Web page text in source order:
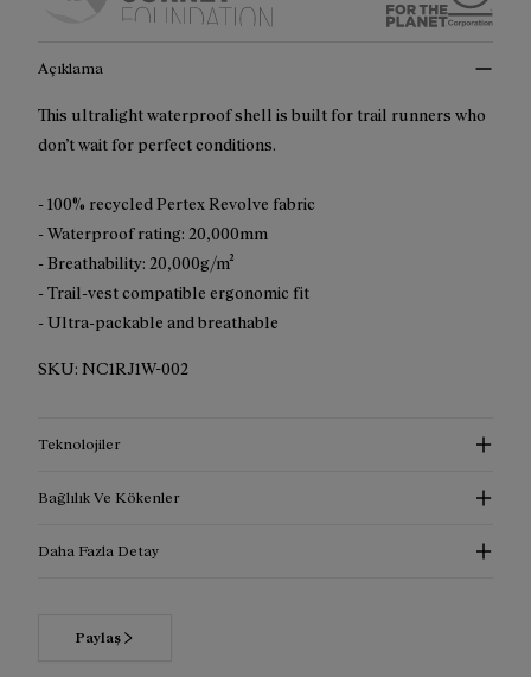
Açıklama
This ultralight waterproof shell is built for trail runners who
don’t wait for perfect conditions.
- 100% recycled Pertex Revolve fabric
- Waterproof rating: 20,000mm
- Breathability: 20,000g/m²
- Trail-vest compatible ergonomic fit
- Ultra-packable and breathable
SKU: NC1RJ1W-002
Teknolojiler
Bağlılık Ve Kökenler
Daha Fazla Detay
Paylaş